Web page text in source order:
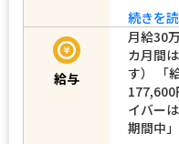
続きを
給与
月給30
カ月間
す） 「
177,600
イバー
期間中